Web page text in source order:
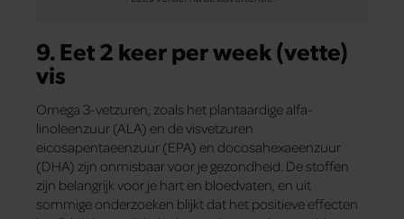
9. Eet 2 keer per week (vette)
vis
Omega 3-vetzuren, zoals het plantaardige alfa-
linoleenzuur (ALA) en de visvetzuren
eicosapentaeenzuur (EPA) en docosahexaeenzuur
(DHA) zijn onmisbaar voor je gezondheid. De stoffen
zijn belangrijk voor je hart en bloedvaten, en uit
sommige onderzoeken blijkt dat het positieve effecten